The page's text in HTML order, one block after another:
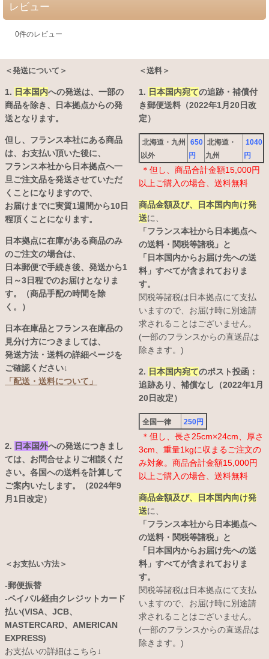
レビュー
0件のレビュー
＜発送について＞
1. 日本国内への発送は、 一部の
商品を除き、日本拠点からの発
送となります。
但し、フランス本社にある商品
は、お支払い頂いた後に、
フランス本社から日本拠点へ一
旦ご注文品を発送させていただ
くことになりますので、
お届けまでに実質1週間から10日
程頂くことになります。
日本拠点に在庫がある商品のみ
のご注文の場合は、
日本郵便で手続き後、発送から1
日～3日程でのお届けとなりま
す。（商品手配の時間を除
く。）
日本在庫品とフランス在庫品の
見分け方につきましては、
発送方法・送料の詳細ページを
ご確認ください↓
「配送・送料について」
2. 日本国外への発送につきまし
ては、お問合せよりご相談くだ
さい。各国への送料を計算して
ご案内いたします。（2024年9
月1日改定）
＜お支払い方法＞
-郵便振替
-ペイパル経由クレジットカード
払い(VISA、JCB、
MASTERCARD、AMERICAN
EXPRESS)
お支払いの詳細はこちら↓
＜送料＞
1. 日本国内宛ての追跡・補償付
き郵便送料（2022年1月20日改
定）
北海道・九州
以外
650
円
北海道・
九州
1040
円
＊但し、商品合計金額15,000円
以上ご購入の場合、送料無料
商品金額及び、日本国内向け発
送に、
「フランス本社から日本拠点へ
の送料・関税等諸税」と
「日本国内からお届け先への送
料」すべてが含まれておりま
す。
関税等諸税は日本拠点にて支払
いますので、お届け時に別途請
求されることはございません。
(一部のフランスからの直送品は
除きます。)
2. 日本国内宛てのポスト投函：
追跡あり、補償なし（2022年1月
20日改定）
全国一律 250円
＊但し、長さ25cm×24cm、厚さ
3cm、重量1kgに収まるご注文の
み対象。商品合計金額15,000円
以上ご購入の場合、送料無料
商品金額及び、日本国内向け発
送に、
「フランス本社から日本拠点へ
の送料・関税等諸税」と
「日本国内からお届け先への送
料」すべてが含まれておりま
す。
関税等諸税は日本拠点にて支払
いますので、お届け時に別途請
求されることはございません。
(一部のフランスからの直送品は
除きます。)